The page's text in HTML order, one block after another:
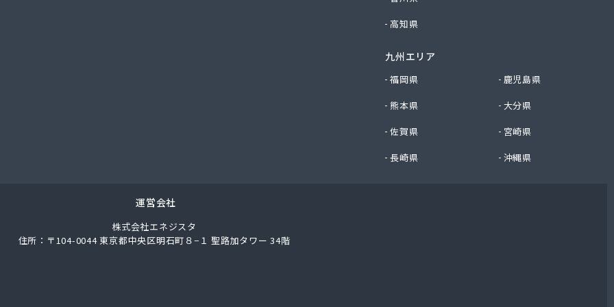
トーエル 川越営業所
トーエル 南埼玉営業所
高知県
九州エリア
福岡県
鹿児島県
熊本県
大分県
佐賀県
宮崎県
長崎県
沖縄県
運営会社
株式会社エネジスタ
住所：〒104-0044 東京都中央区明石町８−１ 聖路加タワー 34階